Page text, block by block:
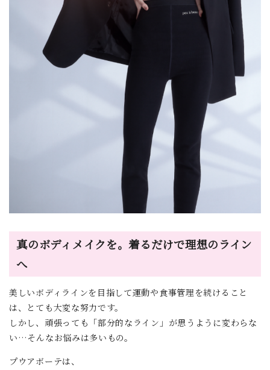
真のボディメイクを。着るだけで理想のライン
へ
美しいボディラインを目指して運動や食事管理を続けること
は、とても大変な努力です。
しかし、頑張っても「部分的なライン」が思うように変わらな
い…そんなお悩みは多いもの。
プウアボーテは、